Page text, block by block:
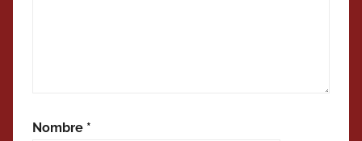
Nombre *